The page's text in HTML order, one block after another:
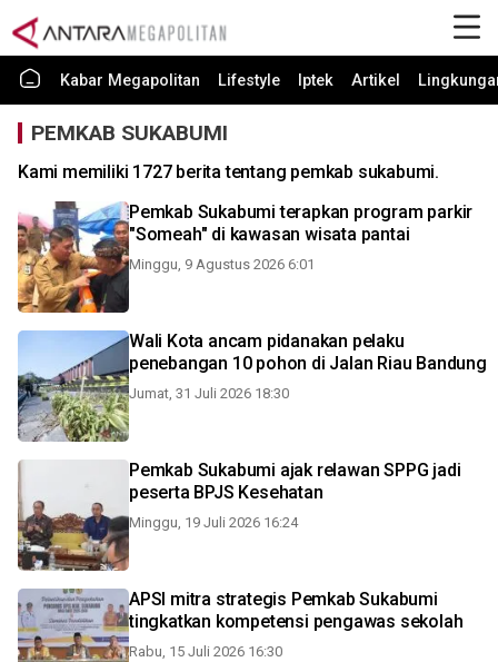
Kabar Megapolitan Lifestyle Iptek Artikel
PEMKAB SUKABUMI
Kami memiliki 1727 berita tentang pemkab sukabumi.
Pemkab Sukabumi terapkan program parkir
"Someah" di kawasan wisata pantai
Minggu, 9 Agustus 2026 6:01
Wali Kota ancam pidanakan pelaku
penebangan 10 pohon di Jalan Riau Bandung
Jumat, 31 Juli 2026 18:30
Pemkab Sukabumi ajak relawan SPPG jadi
peserta BPJS Kesehatan
Minggu, 19 Juli 2026 16:24
APSI mitra strategis Pemkab Sukabumi
tingkatkan kompetensi pengawas sekolah
Rabu, 15 Juli 2026 16:30